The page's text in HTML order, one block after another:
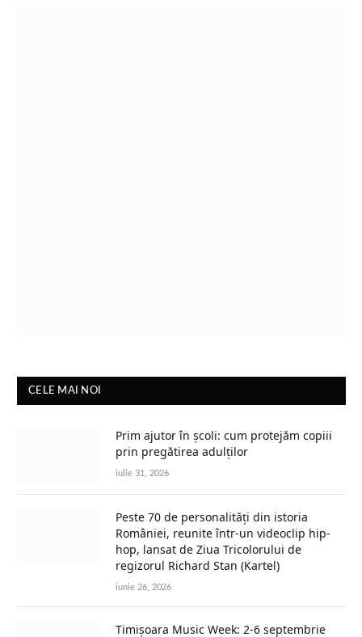
CELE MAI NOI
Prim ajutor în școli: cum protejăm copiii
prin pregătirea adulților
iulie 31, 2026
Peste 70 de personalități din istoria
României, reunite într-un videoclip hip-
hop, lansat de Ziua Tricolorului de
regizorul Richard Stan (Kartel)
iunie 26, 2026
Timișoara Music Week: 2-6 septembrie